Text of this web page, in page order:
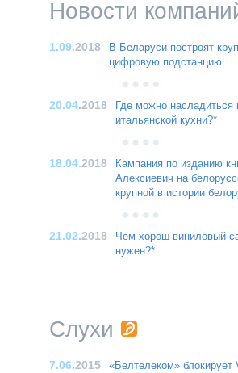
Новости
1.09.2018
В Беларуси построят
цифровую подстанцию
20.04.2018
Где можно
итальянской кухни?*
18.04.2018
Кампания по изданию
Алексиевич на
крупной в истории
21.02.2018
Чем хорош виниловый
нужен?*
Слухи
7.06.2015 «Белтелеком» блокирует